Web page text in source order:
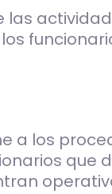
las
a los
que